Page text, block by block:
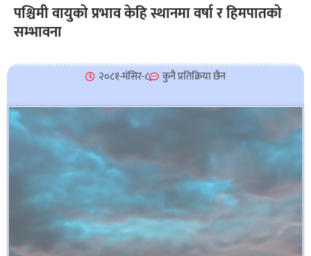
u
n
पश्चिमी वायुको प्रभाव केहि स्थानमा वर्षा र हिमपातको
सम्भावना
२०८१-मंसिर-८ कुनै प्रतिक्रिया छैन